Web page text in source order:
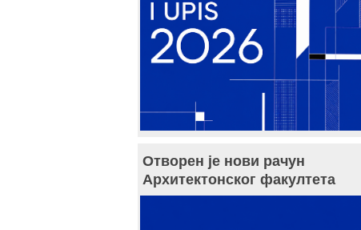
Отворен је нови рачун
Архитектонског факултета